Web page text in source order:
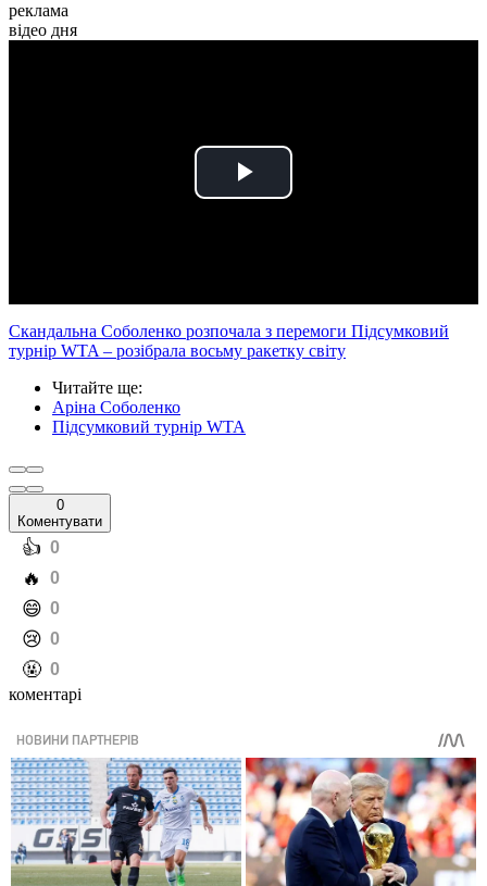
реклама
відео дня
Play
Скандальна Соболенко розпочала з перемоги Підсумковий
турнір WTA – розібрала восьму ракетку світу
Читайте ще:
Аріна Соболенко
Підсумковий турнір WTA
0
Коментувати
️👍 0
️🔥 0
️😄 0
️😢 0
️🤬 0
коментарі